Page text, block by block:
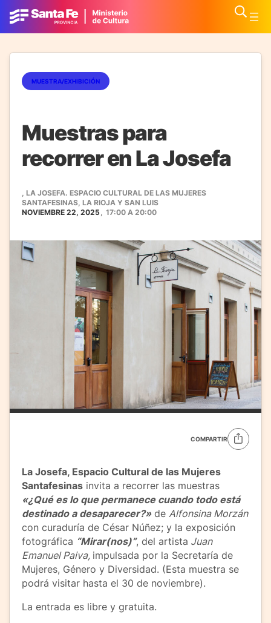
MUESTRA/EXHIBICIÓN
Muestras para
recorrer en La Josefa
, LA JOSEFA. ESPACIO CULTURAL DE LAS MUJERES
SANTAFESINAS, LA RIOJA Y SAN LUIS
NOVIEMBRE 22, 2025, 17:00 A 20:00
COMPARTIR
La Josefa, Espacio Cultural de las Mujeres
Santafesinas invita a recorrer las muestras
«¿Qué es lo que permanece cuando todo está
destinado a desaparecer?»de Alfonsina Morzán
con curaduría de César Núñez; y la exposición
fotográfica “Mirar(nos)”, del artista Juan
Emanuel Paiva, impulsada por la Secretaría de
Mujeres, Género y Diversidad. (Esta muestra se
podrá visitar hasta el 30 de noviembre).
La entrada es libre y gratuita.